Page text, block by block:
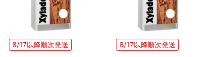
8/17以降順次発送 8/17以降順次発送